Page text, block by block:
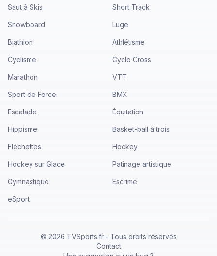
Saut à Skis Short Track
Snowboard Luge
Biathlon Athlétisme
Cyclisme Cyclo Cross
Marathon VTT
Sport de Force BMX
Escalade Équitation
Hippisme Basket-ball à trois
Fléchettes Hockey
Hockey sur Glace Patinage artistique
Gymnastique Escrime
eSport
© 2026 TVSports.fr - Tous droits réservés
Contact